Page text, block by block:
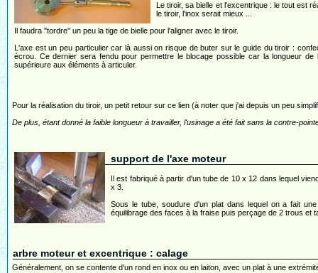
Le tiroir, sa bielle et l'excentrique : le tout est
le tiroir, l'inox serait mieux ...
Il faudra "tordre" un peu la tige de bielle pour l'aligner avec le tiroir.
L'axe est un peu particulier car là aussi on risque de buter sur le guide du tiroir :
écrou. Ce dernier sera fendu pour permettre le blocage possible car la longueur
supérieure aux éléments à articuler.
Pour la réalisation du tiroir, un petit retour sur ce lien (à noter que j'ai depuis un peu
De plus, étant donné la faible longueur à travailler, l'usinage a été fait sans la contre-
support de l'axe moteur
Il est fabriqué à partir d'un tube de 10 x 12 dans lequel
x 3.
Sous le tube, soudure d'un plat dans lequel on a fait
équilibrage des faces à la fraise puis perçage de 2 trous et
arbre moteur et excentrique : calage
Généralement, on se contente d'un rond en inox ou en laiton, avec un plat à une